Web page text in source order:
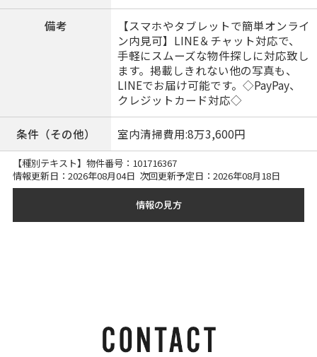
備考
【スマホやタブレットで簡単オンライ
ン内見可】LINE＆チャット対応で、
手軽にスムーズな物件探しに対応致し
ます。掲載しきれない他の写真も、
LINEでお届け可能です。◇PayPay、
クレジットカード対応◇
条件（その他） 室内清掃費用:8万3,600円
【種別テキスト】物件番号： 101716367
情報更新日：2026年08月04日 次回更新予定日：2026年08月18日
情報の見方